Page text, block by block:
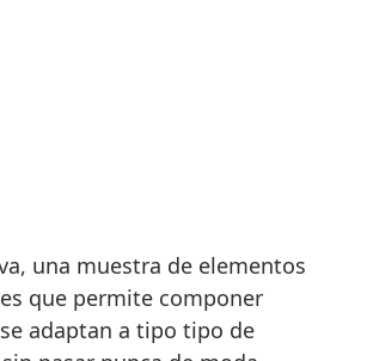
una muestra de elementos
que permite componer
adaptan a tipo tipo de